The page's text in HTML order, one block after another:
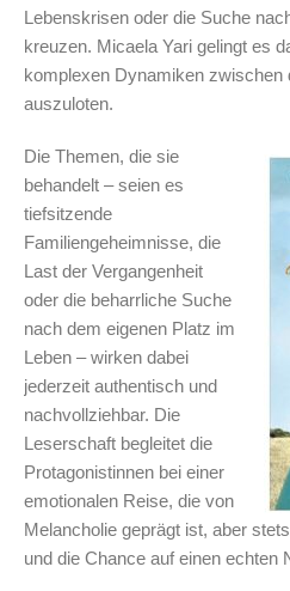
Lebenskrisen oder die Suche
kreuzen. Micaela Yari gelingt es
komplexen Dynamiken zwischen
auszuloten.
Die Themen, die sie
behandelt – seien es
tiefsitzende
Familiengeheimnisse, die
Last der Vergangenheit
oder die beharrliche Suche
nach dem eigenen Platz im
Leben – wirken dabei
jederzeit authentisch und
nachvollziehbar. Die
Leserschaft begleitet die
Protagonistinnen bei einer
emotionalen Reise, die von
Melancholie geprägt ist, aber
und die Chance auf einen echten